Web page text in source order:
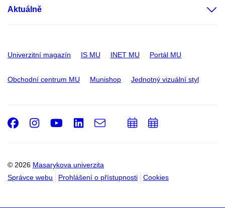
Aktuálně
Univerzitní magazín IS MU INET MU Portál MU
Obchodní centrum MU Munishop Jednotný vizuální styl
© 2026 Masarykova univerzita
Správce webu
Prohlášení o přístupnosti Cookies
Facebook
Instagram
Youtube
LinkedIn
e-
PřidatPřidat